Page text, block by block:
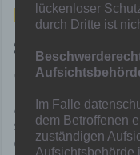
Dez. 12, 2025
Von Mainka in
Am Wochenende kommt
Samstag wurde das Spiel
das Spiel unserer A-
lückenloser
durch Dritte ist
Im Falle
dem Betroffenen
zuständigen
Aufsichtsbehörde